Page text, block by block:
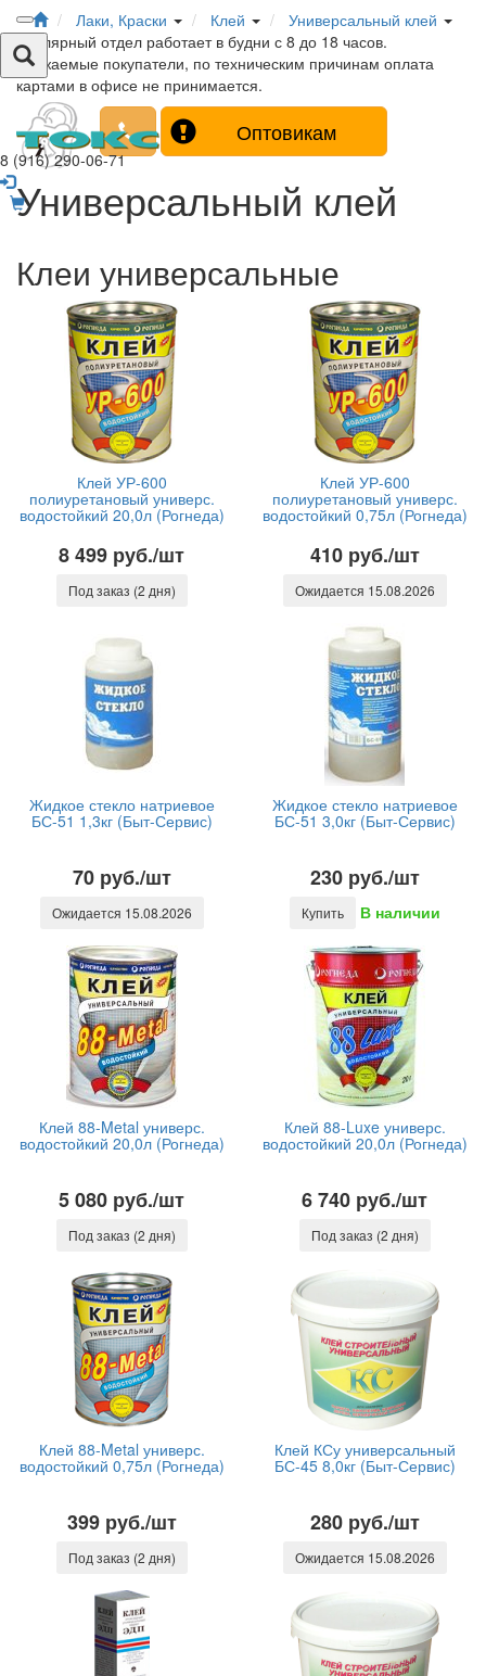
8 (916) 290-06-71
Лаки, Краски Клей
Универсальный клей
Столярный отдел работает в будни с 8 до 18 часов.
Уважаемые покупатели, по техническим причинам оплата
картами в офисе не принимается.
Оптовикам
Универсальный клей
Клеи универсальные
Клей УР-600
полиуретановый универс.
водостойкий 20,0л (Рогнеда)
8 499 руб./шт
Под заказ (2 дня)
Клей УР-600
полиуретановый универс.
водостойкий 0,75л (Рогнеда)
410 руб./шт
Ожидается 15.08.2026
Жидкое стекло натриевое
БС-51 1,3кг (Быт-Сервис)
70 руб./шт
Ожидается 15.08.2026
Жидкое стекло натриевое
БС-51 3,0кг (Быт-Сервис)
230 руб./шт
Купить В наличии
Клей 88-Metal универс.
водостойкий 20,0л (Рогнеда)
5 080 руб./шт
Под заказ (2 дня)
Клей 88-Luxe универс.
водостойкий 20,0л (Рогнеда)
6 740 руб./шт
Под заказ (2 дня)
Клей 88-Metal универс.
водостойкий 0,75л (Рогнеда)
399 руб./шт
Под заказ (2 дня)
Клей КСу универсальный
БС-45 8,0кг (Быт-Сервис)
280 руб./шт
Ожидается 15.08.2026